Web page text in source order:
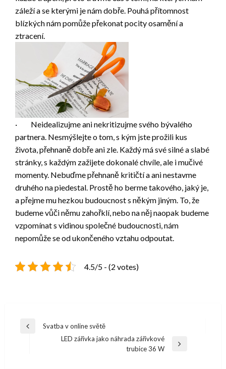
záleží a se kterými je nám dobře. Pouhá přítomnost
blízkých nám pomůže překonat pocity osamění a
ztracení.
· Neidealizujme ani nekritizujme svého bývalého
partnera. Nesmýšlejte o tom, s kým jste prožili kus
života, přehnaně dobře ani zle. Každý má své silné a slabé
stránky, s každým zažijete dokonalé chvíle, ale i mučivé
momenty. Nebuďme přehnaně kritičtí a ani nestavme
druhého na piedestal. Prostě ho berme takového, jaký je,
a přejme mu hezkou budoucnost s někým jiným. To, že
budeme vůči němu zahořklí, nebo na něj naopak budeme
vzpomínat s vidinou společné budoucnosti, nám
nepomůže se od ukončeného vztahu odpoutat.
4.5/5 - (2 votes)
Navigace
Previous
Svatba v online světě
LED zářivka jako náhrada zářivkové
trubice 36 W